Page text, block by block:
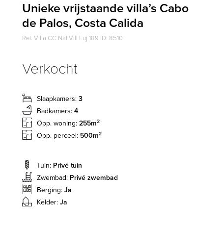
Unieke vrijstaande villa’s Cabo
de Palos, Costa Calida
Ref. Villa CC Nal Vill Luj 189 ID: 8510
Verkocht
Slaapkamers: 3
Badkamers: 4
Opp. woning: 255m2
Opp. perceel: 500m2
Tuin: Privé tuin
Zwembad: Privé zwembad
Berging: Ja
Kelder: Ja